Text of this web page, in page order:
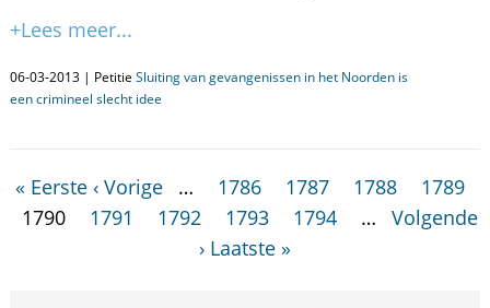
+Lees meer...
06-03-2013 | Petitie Sluiting van gevangenissen in het Noorden is
een crimineel slecht idee
« Eerste ‹ Vorige … 1786 1787 1788
1789
1790
1791 1792 1793 1794 …
Volgende
› Laatste »